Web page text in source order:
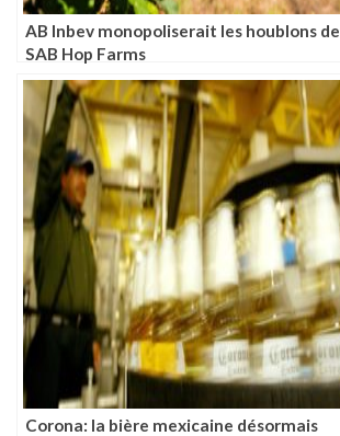
AB Inbev monopoliserait les houblons de
SAB Hop Farms
Corona: la bière mexicaine désormais